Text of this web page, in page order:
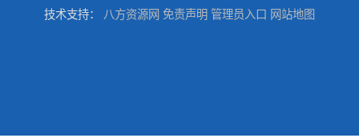
技术支持： 八方资源网 免责声明 管理员入口 网站地图